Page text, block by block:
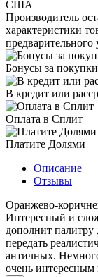
США
Производитель
характеристики
Бонусы за покупки
В кредит или
Оплата в Сплит
Платите Долями
Описание
Отзывы
Оранжево-
Интересный и
дополнит
передать
античных.
очень